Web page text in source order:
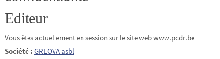
Editeur
Vous êtes actuellement en session sur le site web www.pcdr.be
Société : GREOVA asbl